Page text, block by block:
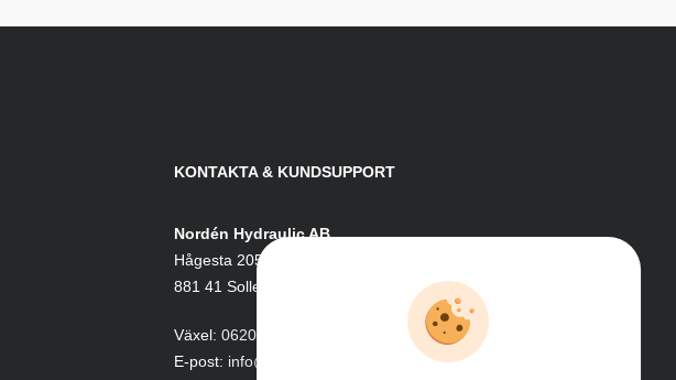
KONTAKTA & KUNDSUPPORT
Nordén Hydraulic AB
Hågesta 205
881 41 Sollefteå
Växel: 0620-161 41
E-post: info@nordenhydraulic.se